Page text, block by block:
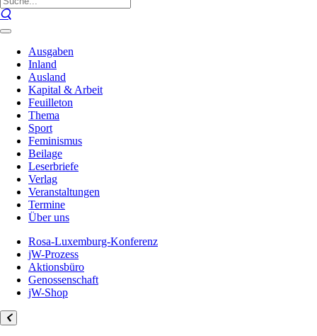
Ausgaben
Inland
Ausland
Kapital & Arbeit
Feuilleton
Thema
Sport
Feminismus
Beilage
Leserbriefe
Verlag
Veranstaltungen
Termine
Über uns
Rosa-Luxemburg-Konferenz
jW-Prozess
Aktionsbüro
Genossenschaft
jW-Shop